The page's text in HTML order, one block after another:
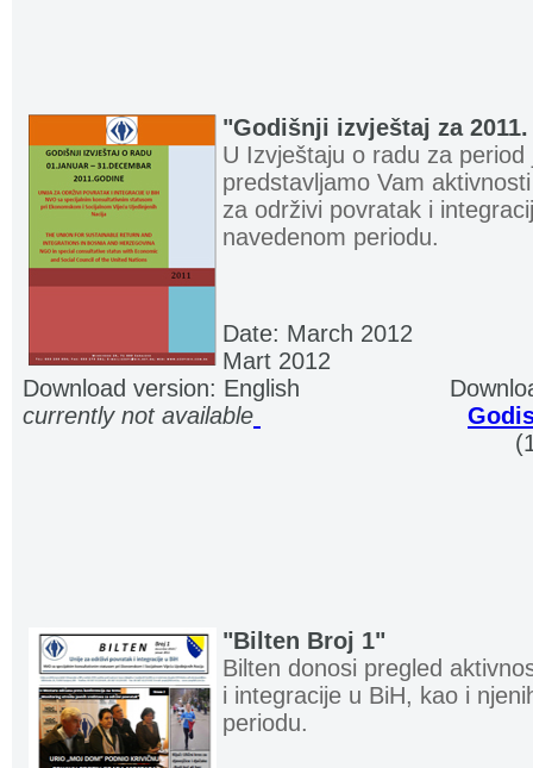
"Godišnji izvještaj za
U Izvještaju o radu za
predstavljamo Vam
za održivi povratak i
navedenom periodu.
Date: March 2012
Mart 2012
Download version: English
currently not available
"Bilten Broj 1"
Bilten donosi pregled
i integracije u BiH, kao i
periodu.